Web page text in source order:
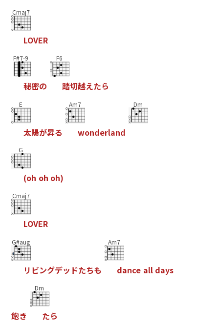
Cmaj7
LOVER
F#7-9
秘密の
F6
踏切越えたら
E
太陽が昇る
Am7
wonderland
Dm
G
(oh oh oh)
Cmaj7
LOVER
G#aug
リ ビングデッ ドたちも
Am7
dance all days
飽き
Dm
たら